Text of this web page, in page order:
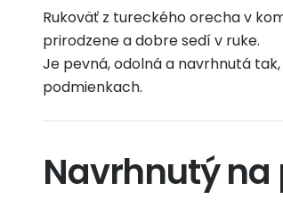
Rukoväť z tureckého orecha v
prirodzene a dobre sedí v ruke.
Je pevná, odolná a navrhnutá
podmienkach.
Navrhnutý na